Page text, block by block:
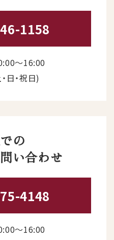
1158
〜16:00
日・祝日)
の
い合わせ
4148
〜16:00